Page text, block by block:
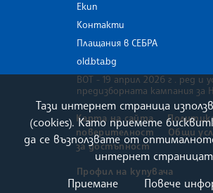
Екип
Контакти
Плащания в СЕБРА
old.bta.bg
ВОТ - 19 април 2026 г . ред и
предизборната кампания за
Карта на сайта
поверителност
Общи
за достъпност
Профил на купувача
Тази интернет страница
(cookies). Като приемете
да се възползвате от
интернет
Приемане
Повече